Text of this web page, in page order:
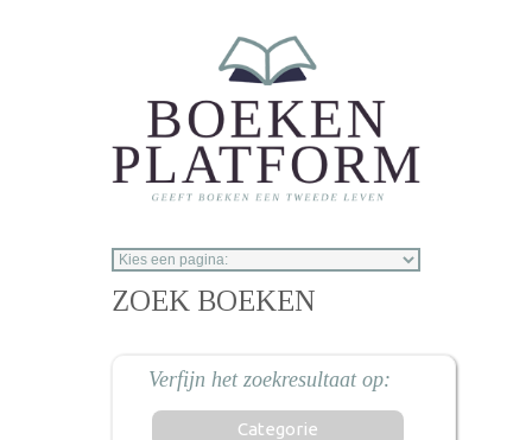
ZOEK BOEKEN
Categorie